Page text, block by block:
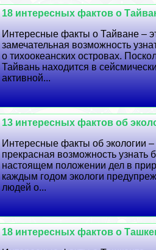
18 интересных фактов о
Интересные факты о Тайване –
замечательная возможность
о тихоокеанских островах.
Тайвань находится в сейсмически
активной...
13 интересных фактов об
Интересные факты об экологии –
прекрасная возможность узнать
настоящем положении дел в
каждым годом экологи
людей о...
18 интересных фактов о